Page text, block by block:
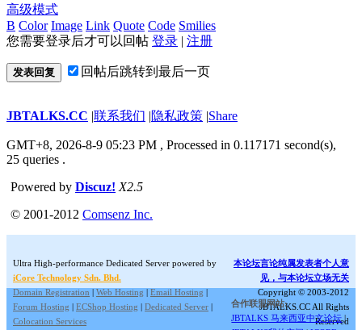
高级模式
B Color Image Link Quote Code Smilies
您需要登录后才可以回帖 登录 | 注册
发表回复 回帖后跳转到最后一页
JBTALKS.CC |联系我们 |隐私政策 |Share
GMT+8, 2026-8-9 05:23 PM , Processed in 0.117171 second(s),
25 queries .
Powered by Discuz! X2.5
© 2001-2012 Comsenz Inc.
Ultra High-performance Dedicated Server powered by
iCore Technology Sdn. Bhd.
Domain Registration | Web Hosting | Email Hosting |
Forum Hosting | ECShop Hosting | Dedicated Server |
Colocation Services
本论坛言论纯属发表者个人意
见，与本论坛立场无关
Copyright © 2003-2012
JBTALKS.CC All Rights
Reserved
合作联盟网站:
JBTALKS 马来西亚中文论坛 |